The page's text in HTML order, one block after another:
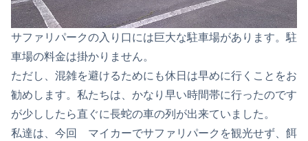
サファリパークの入り口には巨大な駐車場があります。駐
車場の料金は掛かりません。
ただし、混雑を避けるためにも休日は早めに行くことをお
勧めします。私たちは、かなり早い時間帯に行ったのです
が少ししたら直ぐに長蛇の車の列が出来ていました。
私達は、今回 マイカーでサファリパークを観光せず、餌